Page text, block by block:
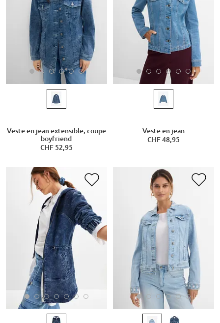
Veste en jean extensible, coupe
boyfriend
CHF 52,95
Veste en jean
CHF 48,95